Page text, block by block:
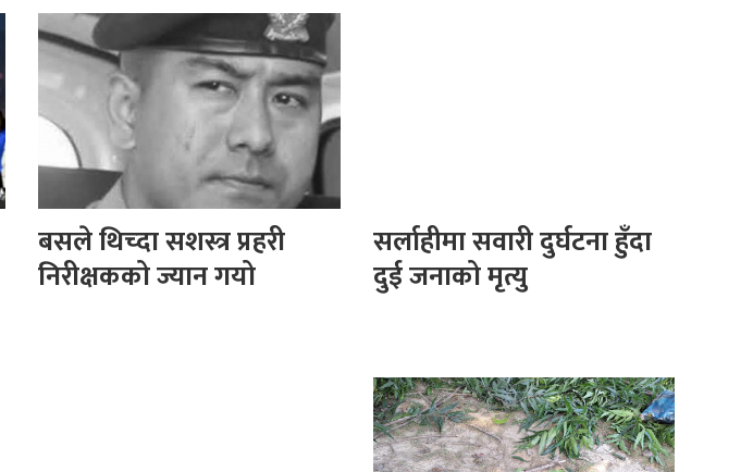
बसले थिच्दा सशस्त्र प्रहरी
निरीक्षकको ज्यान गयो
सर्लाहीमा सवारी दुर्घटना हुँदा
दुई जनाको मृत्यु